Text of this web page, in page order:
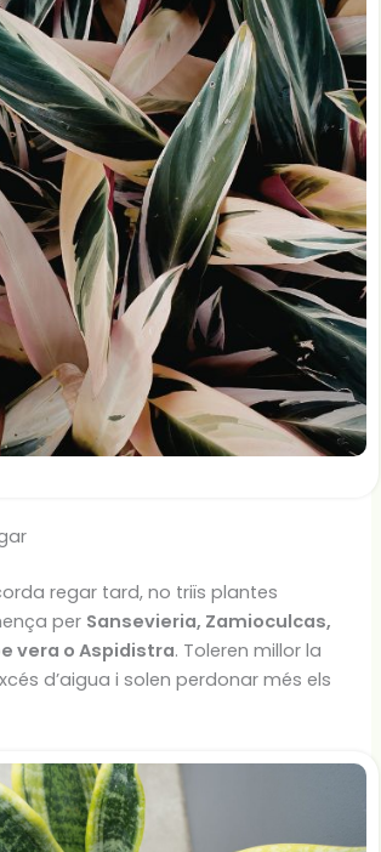
regar tard, no triïs plantes
per Sansevieria, Zamioculcas,
vera o Aspidistra. Toleren millor la
d’aigua i solen perdonar més els